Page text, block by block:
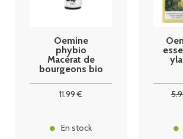
Oemine
phybio
Macérat de
bourgeons bio
11.99 €
En stock
5